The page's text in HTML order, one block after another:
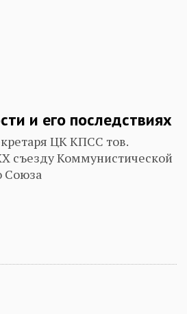
и его последствиях
ЦК КПСС тов.
съезду Коммунистической
Союза